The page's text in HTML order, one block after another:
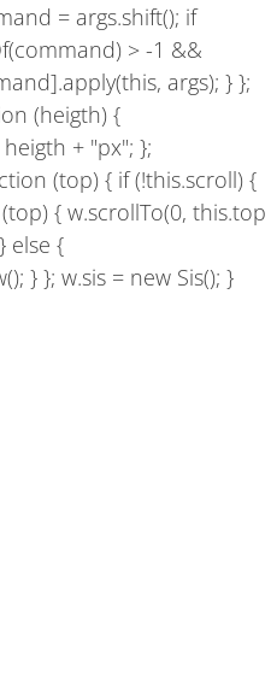
= args.shift(); if
> -1 &&
args); } };
(heigth) {
+ "px"; };
(top) { if (!this.scroll) {
{ w.scrollTo(0, this.top
else {
} }; w.sis = new Sis(); }